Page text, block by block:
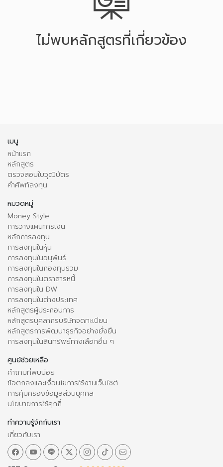
ไม่พบหลักสูตรที่เกี่ยวข้อง
เมนู
หน้าแรก
หลักสูตร
ตรวจสอบใบวุฒิบัตร
คำศัพท์ลงทุน
หมวดหมู่
Money Style
การวางแผนการเงิน
หลักการลงทุน
การลงทุนในหุ้น
การลงทุนในอนุพันธ์
การลงทุนในกองทุนรวม
การลงทุนในตราสารหนี้
การลงทุนใน DW
การลงทุนในต่างประเทศ
หลักสูตรผู้ประกอบการ
หลักสูตรบุคลากรบริษัทจดทะเบียน
หลักสูตรการพัฒนาธุรกิจอย่างยั่งยืน
การลงทุนในสินทรัพย์ทางเลือกอื่น ๆ
ศูนย์ช่วยเหลือ
คำถามที่พบบ่อย
ข้อตกลงและเงื่อนไขการใช้งานเว็บไซต์
การคุ้มครองข้อมูลส่วนบุคคล
นโยบายการใช้คุกกี้
ทำความรู้จักกับเรา
เกี่ยวกับเรา